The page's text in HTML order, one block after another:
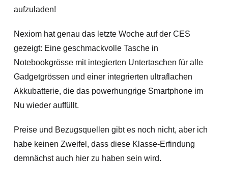
aufzuladen!
Nexiom hat genau das letzte Woche auf der CES
gezeigt: Eine geschmackvolle Tasche in
Notebookgrösse mit integierten Untertaschen für alle
Gadgetgrössen und einer integrierten ultraflachen
Akkubatterie, die das powerhungrige Smartphone im
Nu wieder auffüllt.
Preise und Bezugsquellen gibt es noch nicht, aber ich
habe keinen Zweifel, dass diese Klasse-Erfindung
demnächst auch hier zu haben sein wird.